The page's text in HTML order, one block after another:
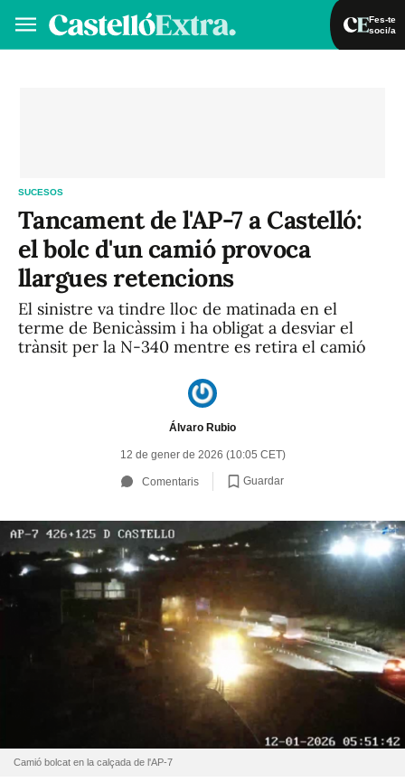
Fes-te
soci/a
SUCESOS
Tancament de l'AP-7 a Castelló:
el bolc d'un camió provoca
llargues retencions
El sinistre va tindre lloc de matinada en el
terme de Benicàssim i ha obligat a desviar el
trànsit per la N-340 mentre es retira el camió
Álvaro Rubio
12 de gener de 2026 (10:05 CET)
Comentaris Guardar
Camió bolcat en la calçada de l'AP-7